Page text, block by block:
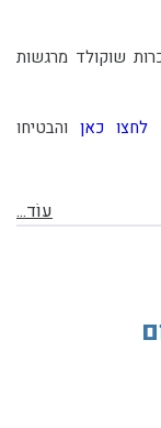
שוקולד מרגשות
לחצו כאן והבטיחו
עוֹד...